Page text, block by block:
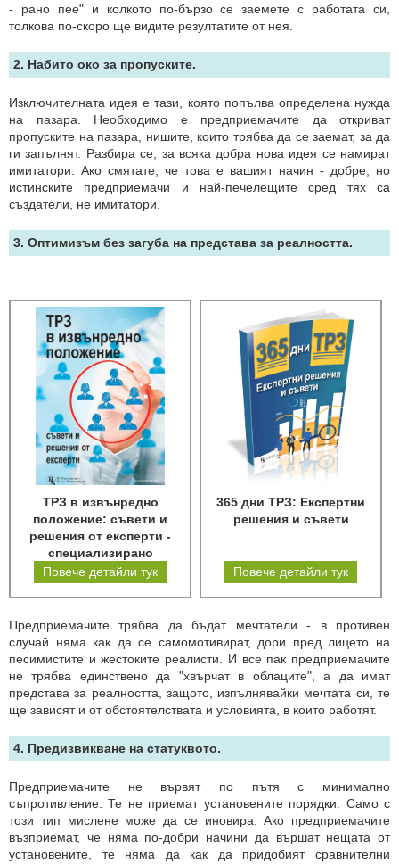
- рано пее" и колкото по-бързо се заемете с работата си,
толкова по-скоро ще видите резултатите от нея.
2. Набито око за пропуските.
Изключителната идея е тази, която попълва определена нужда
на пазара. Необходимо е предприемачите да откриват
пропуските на пазара, нишите, които трябва да се заемат, за да
ги запълнят. Разбира се, за всяка добра нова идея се намират
имитатори. Ако смятате, че това е вашият начин - добре, но
истинските предприемачи и най-печелещите сред тях са
създатели, не имитатори.
3. Оптимизъм без загуба на представа за реалността.
ТРЗ в извънредно
положение: съвети и
решения от експерти -
специализирано
електронно издание
Повече детайли тук
365 дни ТРЗ: Експертни
решения и съвети
Повече детайли тук
Предприемачите трябва да бъдат мечтатели - в противен
случай няма как да се самомотивират, дори пред лицето на
песимистите и жестоките реалисти. И все пак предприемачите
не трябва единствено да "хвърчат в облаците", а да имат
представа за реалността, защото, изпълнявайки мечтата си, те
ще зависят и от обстоятелствата и условията, в които работят.
4. Предизвикване на статуквото.
Предприемачите не вървят по пътя с минимално
съпротивление. Те не приемат установените порядки. Само с
този тип мислене може да се иновира. Ако предприемачите
възприемат, че няма по-добри начини да вършат нещата от
установените, те няма да как да придобият сравнителни